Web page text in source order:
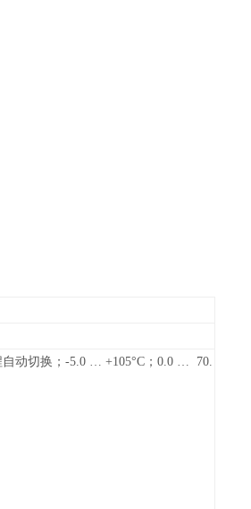
自动切换；-5.0 … +105°C；0.0 … 70.